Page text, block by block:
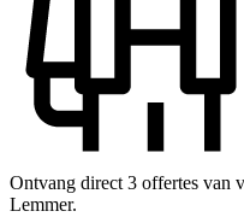
Ontvang direct 3 offertes van
Lemmer.